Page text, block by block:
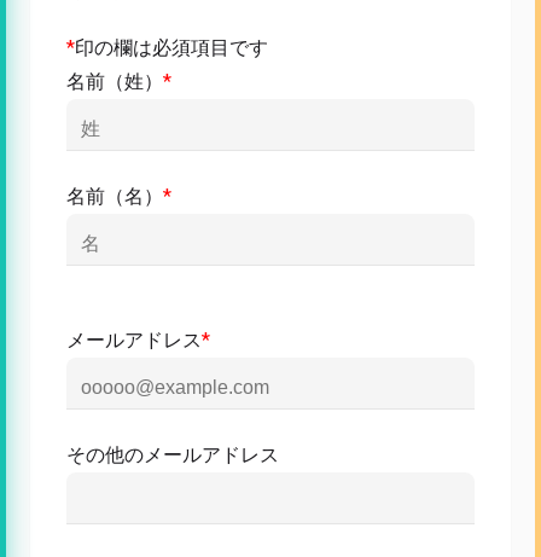
*印の欄は必須項目です
名前（姓） *
名前（名） *
メールアドレス*
その他のメールアドレス